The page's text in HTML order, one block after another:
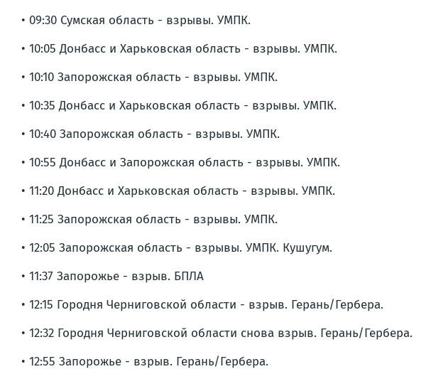
• 09:30 Сумская область - взрывы. УМПК.
• 10:05 Донбасс и Харьковская область - взрывы. УМПК.
• 10:10 Запорожская область - взрывы. УМПК.
• 10:35 Донбасс и Харьковская область - взрывы. УМПК.
• 10:40 Запорожская область - взрывы. УМПК.
• 10:55 Донбасс и Запорожская область - взрывы. УМПК.
• 11:20 Донбасс и Харьковская область - взрывы. УМПК.
• 11:25 Запорожская область - взрывы. УМПК.
• 12:05 Запорожская область - взрывы. УМПК. Кушугум.
• 11:37 Запорожье - взрыв. БПЛА
• 12:15 Городня Черниговской области - взрыв. Герань/Гербера.
• 12:32 Городня Черниговской области снова взрыв. Герань/Гербера.
• 12:55 Запорожье - взрыв. Герань/Гербера.